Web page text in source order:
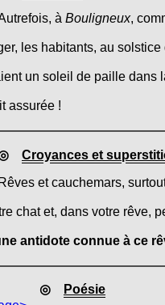
à Bouligneux,
les habitants, au
un soleil de paille dans
assurée !
Croyances et
Rêves et cauchemars,
chat et, dans votre rêve,
antidote connue à ce
◎
Poésie